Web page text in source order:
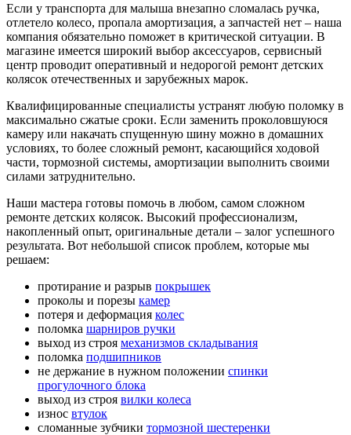
Если у транспорта для малыша внезапно сломалась ручка,
отлетело колесо, пропала амортизация, а запчастей нет – наша
компания обязательно поможет в критической ситуации. В
магазине имеется широкий выбор аксессуаров, сервисный
центр проводит оперативный и недорогой ремонт детских
колясок отечественных и зарубежных марок.
Квалифицированные специалисты устранят любую поломку в
максимально сжатые сроки. Если заменить проколовшуюся
камеру или накачать спущенную шину можно в домашних
условиях, то более сложный ремонт, касающийся ходовой
части, тормозной системы, амортизации выполнить своими
силами затруднительно.
Наши мастера готовы помочь в любом, самом сложном
ремонте детских колясок. Высокий профессионализм,
накопленный опыт, оригинальные детали – залог успешного
результата. Вот небольшой список проблем, которые мы
решаем:
протирание и разрыв покрышек
проколы и порезы камер
потеря и деформация колес
поломка шарниров ручки
выход из строя механизмов складывания
поломка подшипников
не держание в нужном положении спинки
прогулочного блока
выход из строя вилки колеса
износ втулок
сломанные зубчики тормозной шестеренки